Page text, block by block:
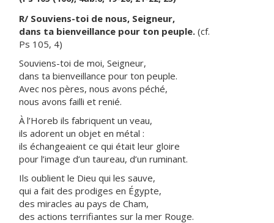
R/ Souviens-toi de nous, Seigneur,
dans ta bienveillance pour ton peuple. (cf.
Ps 105, 4)
Souviens-toi de moi, Seigneur,
dans ta bienveillance pour ton peuple.
Avec nos pères, nous avons péché,
nous avons failli et renié.
À l’Horeb ils fabriquent un veau,
ils adorent un objet en métal :
ils échangeaient ce qui était leur gloire
pour l’image d’un taureau, d’un ruminant.
Ils oublient le Dieu qui les sauve,
qui a fait des prodiges en Égypte,
des miracles au pays de Cham,
des actions terrifiantes sur la mer Rouge.